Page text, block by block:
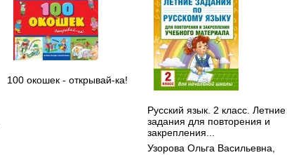
100 окошек - открывай-ка!
Русский язык. 2 класс. Летние
задания для повторения и
закрепления...
Узорова Ольга Васильевна